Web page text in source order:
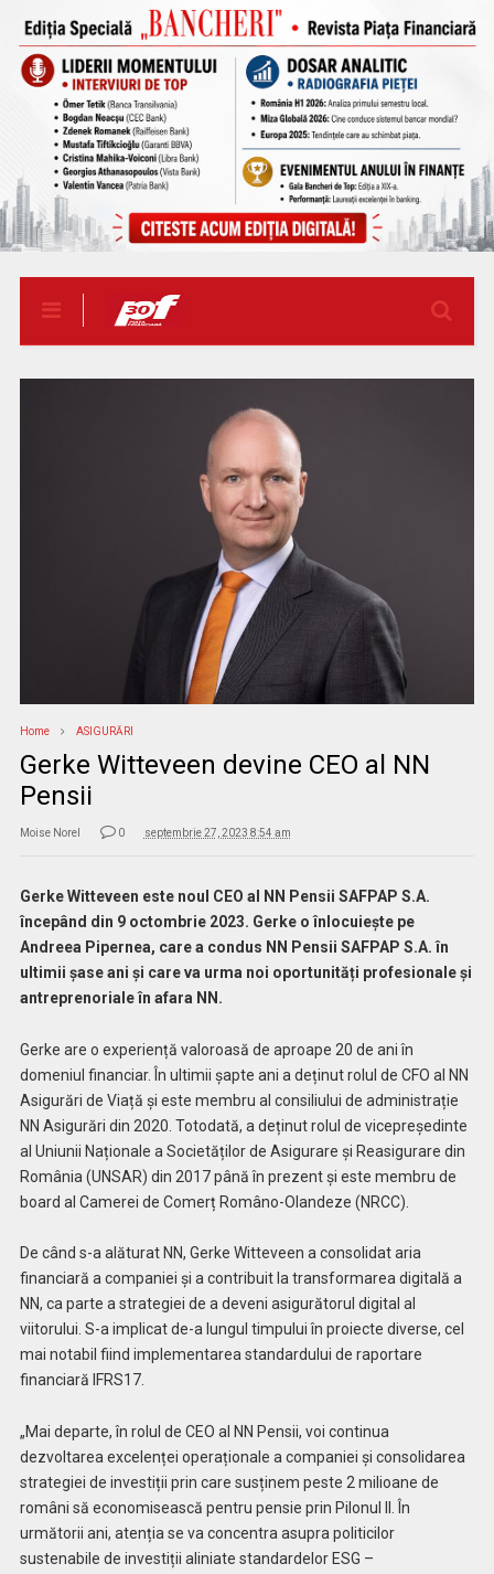
Home ASIGURĂRI
Gerke Witteveen devine CEO al NN
Pensii
Moise Norel 0 septembrie 27, 2023 8:54 am
Gerke Witteveen este noul CEO al NN Pensii SAFPAP S.A.
începând din 9 octombrie 2023. Gerke o înlocuiește pe
Andreea Pipernea, care a condus NN Pensii SAFPAP S.A. în
ultimii șase ani și care va urma noi oportunități profesionale și
antreprenoriale în afara NN.
Gerke are o experiență valoroasă de aproape 20 de ani în
domeniul financiar. În ultimii șapte ani a deținut rolul de CFO al NN
Asigurări de Viață și este membru al consiliului de administrație
NN Asigurări din 2020. Totodată, a deținut rolul de vicepreședinte
al Uniunii Naționale a Societăților de Asigurare și Reasigurare din
România (UNSAR) din 2017 până în prezent și este membru de
board al Camerei de Comerț Româno-Olandeze (NRCC).
De când s-a alăturat NN, Gerke Witteveen a consolidat aria
financiară a companiei și a contribuit la transformarea digitală a
NN, ca parte a strategiei de a deveni asigurătorul digital al
viitorului. S-a implicat de-a lungul timpului în proiecte diverse, cel
mai notabil fiind implementarea standardului de raportare
financiară IFRS17.
„Mai departe, în rolul de CEO al NN Pensii, voi continua
dezvoltarea excelenței operaționale a companiei și consolidarea
strategiei de investiții prin care susținem peste 2 milioane de
români să economisească pentru pensie prin Pilonul II. În
următorii ani, atenția se va concentra asupra politicilor
sustenabile de investiții aliniate standardelor ESG –